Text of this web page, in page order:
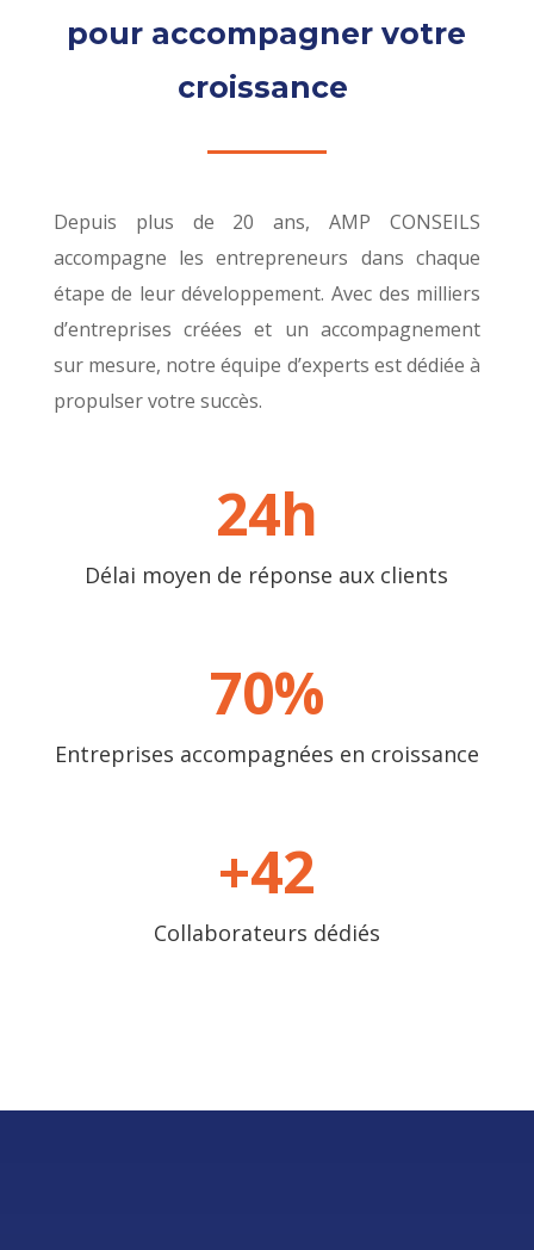
pour accompagner votre
croissance
Depuis plus de 20 ans, AMP CONSEILS
accompagne les entrepreneurs dans chaque
étape de leur développement. Avec des milliers
d’entreprises créées et un accompagnement
sur mesure, notre équipe d’experts est dédiée à
propulser votre succès.
24h
Délai moyen de réponse aux clients
70%
Entreprises accompagnées en croissance
+42
Collaborateurs dédiés